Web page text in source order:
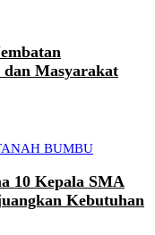
Masyarakat
BUMBU
10 Kepala SMA
Kebutuhan